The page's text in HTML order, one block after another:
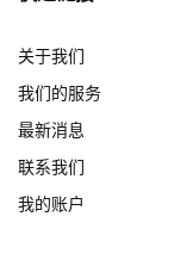
关于我们
我们的服务
最新消息
联系我们
我的账户